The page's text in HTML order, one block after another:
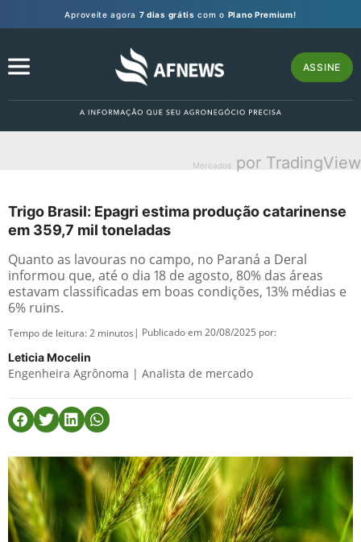
Aproveite agora 7 dias grátis com o Plano Premium!
ASSINE
Mercados por TradingView
Trigo Brasil: Epagri estima produção catarinense
em 359,7 mil toneladas
Quanto as lavouras no campo, no Paraná a Deral
informou que, até o dia 18 de agosto, 80% das áreas
estavam classificadas em boas condições, 13% médias e
6% ruins.
Tempo de leitura:2 minutos | Publicado em 20/08/2025 por:
Leticia Mocelin
Engenheira Agrônoma | Analista de mercado